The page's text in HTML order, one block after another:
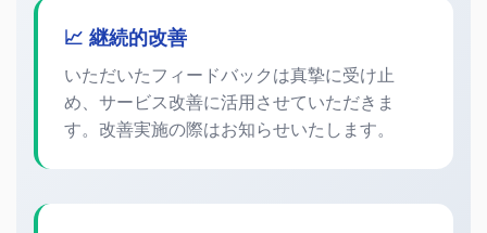
📈 継続的改善
いただいたフィードバックは真摯に受け止
め、サービス改善に活用させていただきま
す。改善実施の際はお知らせいたします。